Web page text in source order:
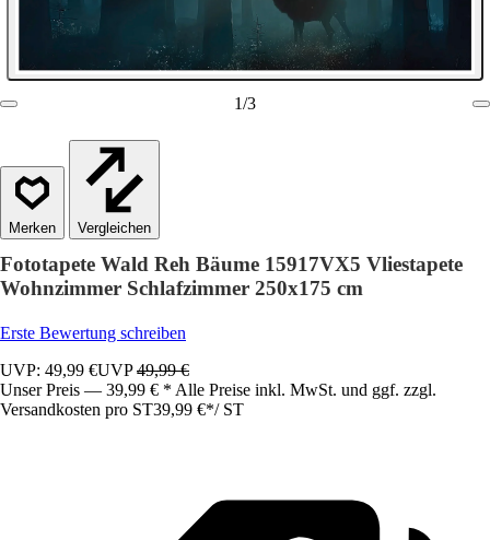
1/3
Vergleichen
Fototapete Wald Reh Bäume 15917VX5 Vliestapete
Wohnzimmer Schlafzimmer 250x175 cm
Erste Bewertung schreiben
UVP: 49,99 €UVP49,99 €
Unser Preis — 39,99 € * Alle Preise inkl. MwSt. und ggf. zzgl.
Versandkosten pro ST39,99 €*/ ST